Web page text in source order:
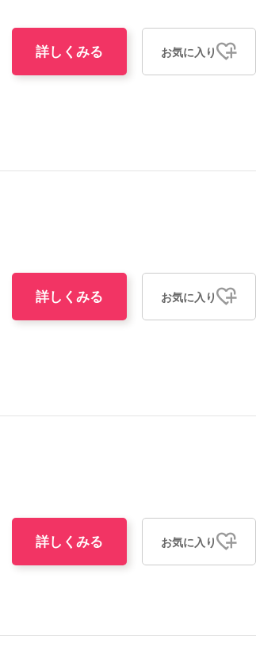
詳しくみる お気に入り
詳しくみる お気に入り
詳しくみる お気に入り